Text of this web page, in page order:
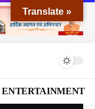
ENTERTAINMENT
Translate »